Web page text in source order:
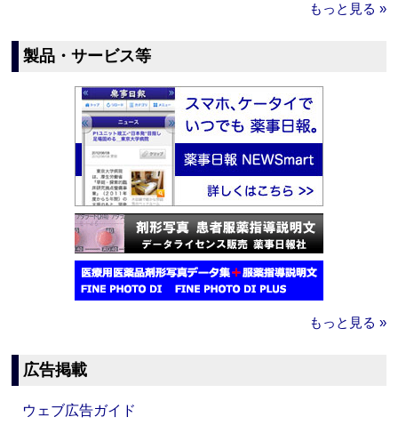
もっと見る »
製品・サービス等
もっと見る »
広告掲載
ウェブ広告ガイド